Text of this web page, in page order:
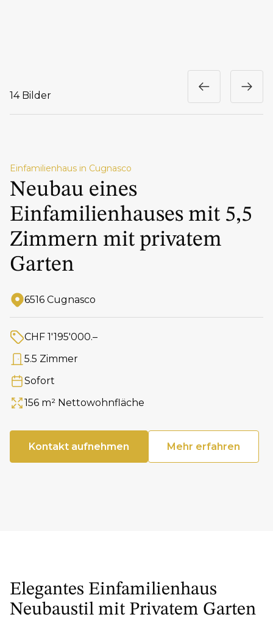
14 Bilder
Einfamilienhaus in Cugnasco
Neubau eines
Einfamilienhauses mit 5,5
Zimmern mit privatem
Garten
Adresse
6516 Cugnasco
Preis
CHF 1'195'000.–
Anzahl Zimmer
5.5 Zimmer
Verfügbar ab
Sofort
Fläche
156 m² Nettowohnfläche
Kontakt aufnehmen Mehr erfahren
Elegantes Einfamilienhaus
Neubaustil mit Privatem Garten